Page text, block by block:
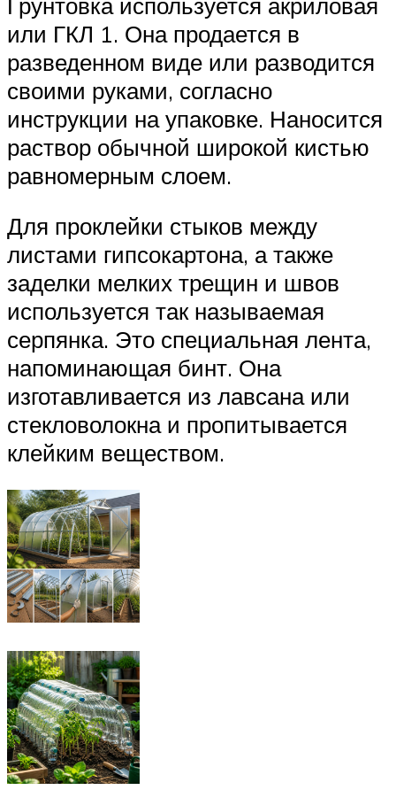
или ГКЛ 1. Она продается в
разведенном виде или разводится
своими руками, согласно
инструкции на упаковке. Наносится
раствор обычной широкой кистью
равномерным слоем.
Для проклейки стыков между
листами гипсокартона, а также
заделки мелких трещин и швов
используется так называемая
серпянка. Это специальная лента,
напоминающая бинт. Она
изготавливается из лавсана или
стекловолокна и пропитывается
клейким веществом.